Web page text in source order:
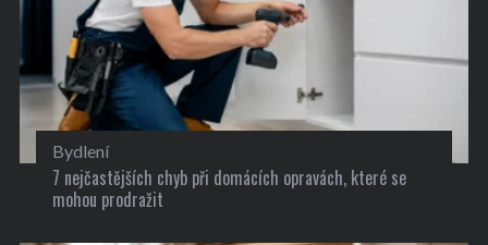
Bydlení
7 nejčastějších chyb při domácích opravách, které se
mohou prodražit